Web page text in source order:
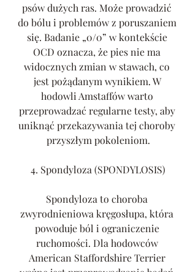
psów dużych ras. Może prowadzić
do bólu i problemów z poruszaniem
się. Badanie „0/0” w kontekście
OCD oznacza, że pies nie ma
widocznych zmian w stawach, co
jest pożądanym wynikiem. W
hodowli Amstaffów warto
przeprowadzać regularne testy, aby
uniknąć przekazywania tej choroby
przyszłym pokoleniom.
4. Spondyloza (SPONDYLOSIS)
Spondyloza to choroba
zwyrodnieniowa kręgosłupa, która
powoduje ból i ograniczenie
ruchomości. Dla hodowców
American Staffordshire Terrier